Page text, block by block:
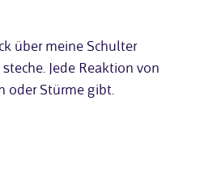
über meine Schulter
Jede Reaktion von
oder Stürme gibt.